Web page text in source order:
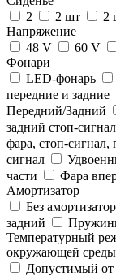
2
2 шт 2
Напряжение
48 V
60 V
Фонари
LED-фонарь
передние и задние
Передний/Задний
задний стоп-сигнал
фара, стоп-сигнал,
сигнал
части
Фара
Амортизатор
Без
задний
Температурный
окружающей среды
Допустимый от